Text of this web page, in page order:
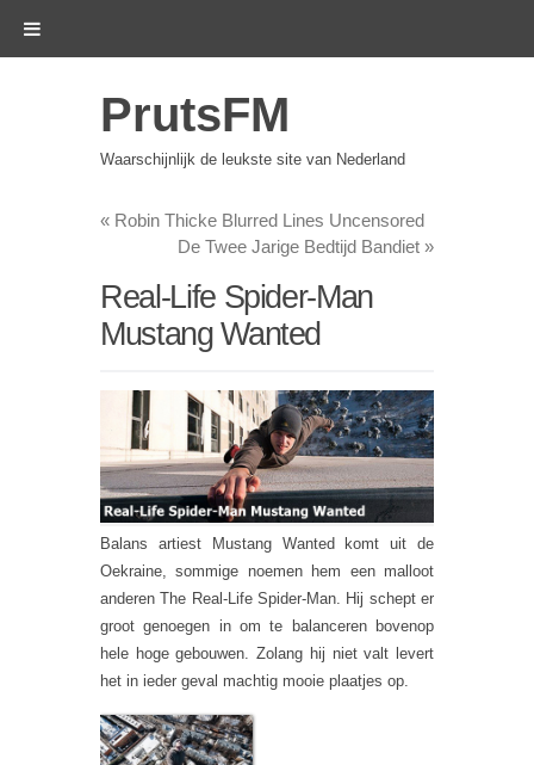
PrutsFM
Waarschijnlijk de leukste site van Nederland
« Robin Thicke Blurred Lines Uncensored
De Twee Jarige Bedtijd Bandiet »
Real-Life Spider-Man
Mustang Wanted
Balans artiest Mustang Wanted komt uit de
Oekraine, sommige noemen hem een malloot
anderen The Real-Life Spider-Man. Hij schept er
groot genoegen in om te balanceren bovenop
hele hoge gebouwen. Zolang hij niet valt levert
het in ieder geval machtig mooie plaatjes op.